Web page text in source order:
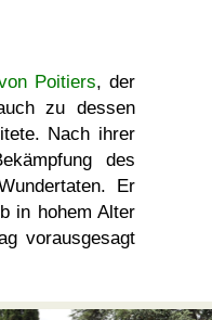
Poitiers, der
zu dessen
Nach ihrer
des
Er
in hohem Alter
vorausgesagt